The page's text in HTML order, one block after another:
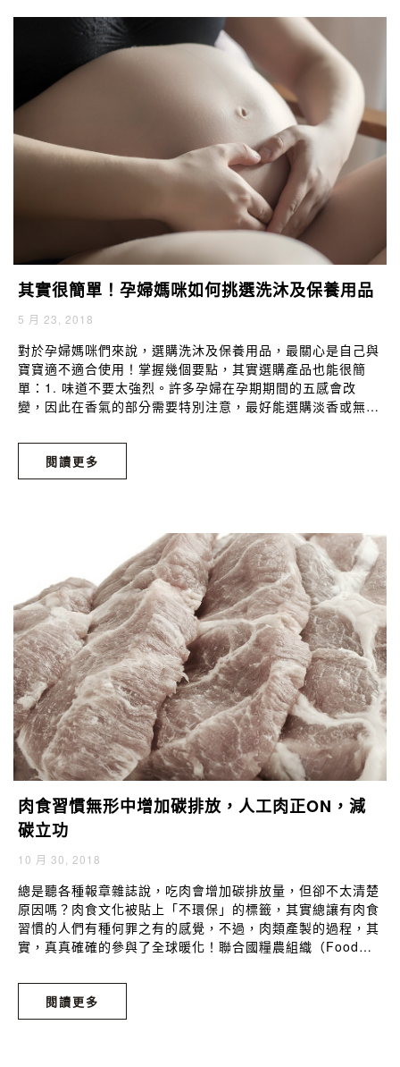
改革與技術，這次，我們要從植物著手，了解什麼樣的方式，
能讓蔬菜、米糧的種植更加綠化。
其實很簡單！孕婦媽咪如何挑選洗沐及保養用品
5 月 23, 2018
對於孕婦媽咪們來說，選購洗沐及保養用品，最關心是自己與
寶寶適不適合使用！掌握幾個要點，其實選購產品也能很簡
單：1. 味道不要太強烈。許多孕婦在孕期期間的五感會改
變，因此在香氣的部分需要特別注意，最好能選購淡香或無香
平靜。2. 顏色(色素)鮮豔的產品。大紅大綠的產品中，大多都
添加色素來吸引顧客購買，盡量不購買不清楚的顏色成份來
源，讓自己與寶寶能避開色素的淺在威脅。
閱讀更多
肉食習慣無形中增加碳排放，人工肉正ON，減
碳立功
10 月 30, 2018
總是聽各種報章雜誌說，吃肉會增加碳排放量，但卻不太清楚
原因嗎？肉食文化被貼上「不環保」的標籤，其實總讓有肉食
習慣的人們有種何罪之有的感覺，不過，肉類產製的過程，其
實，真真確確的參與了全球暖化！聯合國糧農組織（Food
全球溫室氣體排放量18％是來自畜牧業，這樣的比重高過世界
各地所有交通工具的總排放量；而單是肉牛就占了其中的
10％，更有進一步的估計指出，生產一公斤牛肉所需的乾淨水
閱讀更多